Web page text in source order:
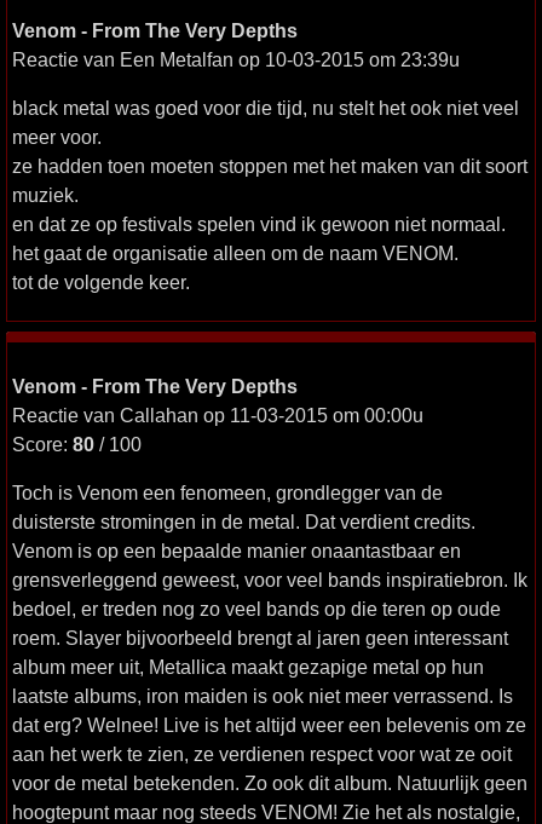
Venom - From The Very Depths
Reactie van Een Metalfan op 10-03-2015 om 23:39u
black metal was goed voor die tijd, nu stelt het ook niet veel
meer voor.
ze hadden toen moeten stoppen met het maken van dit soort
muziek.
en dat ze op festivals spelen vind ik gewoon niet normaal.
het gaat de organisatie alleen om de naam VENOM.
tot de volgende keer.
Venom - From The Very Depths
Reactie van Callahan op 11-03-2015 om 00:00u
Score: 80 / 100
Toch is Venom een fenomeen, grondlegger van de
duisterste stromingen in de metal. Dat verdient credits.
Venom is op een bepaalde manier onaantastbaar en
grensverleggend geweest, voor veel bands inspiratiebron. Ik
bedoel, er treden nog zo veel bands op die teren op oude
roem. Slayer bijvoorbeeld brengt al jaren geen interessant
album meer uit, Metallica maakt gezapige metal op hun
laatste albums, iron maiden is ook niet meer verrassend. Is
dat erg? Welnee! Live is het altijd weer een belevenis om ze
aan het werk te zien, ze verdienen respect voor wat ze ooit
voor de metal betekenden. Zo ook dit album. Natuurlijk geen
hoogtepunt maar nog steeds VENOM! Zie het als nostalgie,